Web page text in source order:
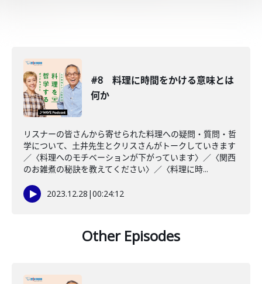
#8 料理に時間をかける意味とは
何か
リスナーの皆さんから寄せられた料理への疑問・質問・哲
学について、土井先生とクリスさんがトークしていきます
／〈料理へのモチベーションが下がっています〉／〈関西
のお雑煮の秘訣を教えてください〉／〈料理に時...
2023.12.28 |00:24:12
Other Episodes